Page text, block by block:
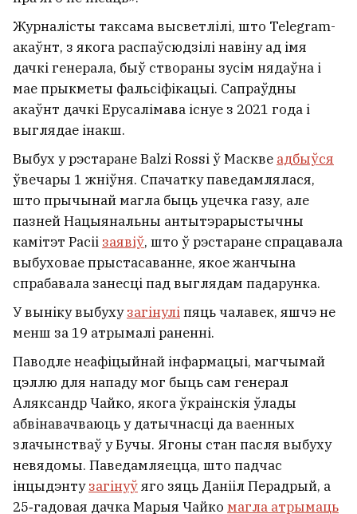
Журналісты таксама высветлілі, што Telegram-
акаўнт, з якога распаўсюдзілі навіну ад імя
дачкі генерала, быў створаны зусім нядаўна і
мае прыкметы фальсіфікацыі. Сапраўдны
акаўнт дачкі Ерусалімава існуе з 2021 года і
выглядае інакш.
Выбух у рэстаране Balzi Rossi ў Маскве адбыўся
ўвечары 1 жніўня. Спачатку паведамлялася,
што прычынай магла быць уцечка газу, але
пазней Нацыянальны антытэрарыстычны
камітэт Расіі заявіў, што ў рэстаране спрацавала
выбуховае прыстасаванне, якое жанчына
спрабавала занесці пад выглядам падарунка.
У выніку выбухузагінуліпяць чалавек, яшчэ не
менш за 19 атрымалі раненні.
Паводле неафіцыйнай інфармацыі, магчымай
цэллю для нападу мог быць сам генерал
Аляксандр Чайко, якога ўкраінскія ўлады
абвінавачваюць у датычнасці да ваенных
злачынстваў у Бучы. Ягоны стан пасля выбуху
невядомы. Паведамляецца, што падчас
інцыдэнтузагінуўяго зяць Данііл Перадрый, а
25‑гадовая дачка Марыя Чайко магла атрымаць